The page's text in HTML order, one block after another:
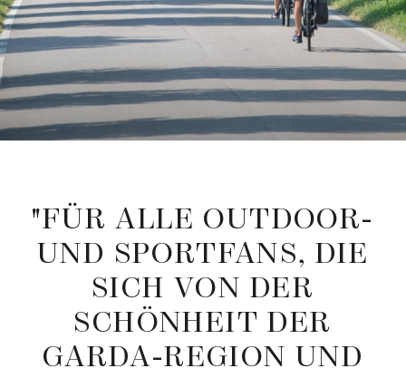
"FÜR ALLE OUTDOOR-
UND SPORTFANS, DIE
SICH VON DER
SCHÖNHEIT DER
GARDA-REGION UND